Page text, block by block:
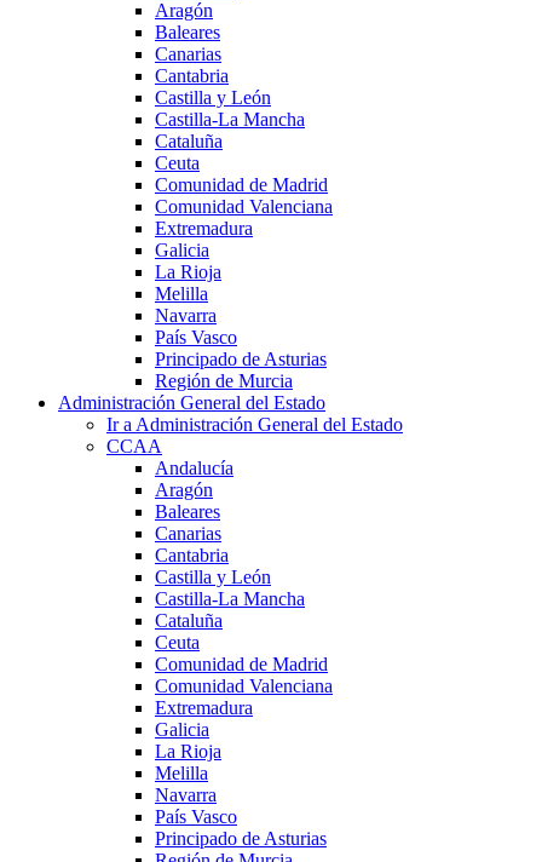
Aragón
Baleares
Canarias
Cantabria
Castilla y León
Castilla-La Mancha
Cataluña
Ceuta
Comunidad de Madrid
Comunidad Valenciana
Extremadura
Galicia
La Rioja
Melilla
Navarra
País Vasco
Principado de Asturias
Región de Murcia
Administración General del Estado
Ir a Administración General del Estado
CCAA
Andalucía
Aragón
Baleares
Canarias
Cantabria
Castilla y León
Castilla-La Mancha
Cataluña
Ceuta
Comunidad de Madrid
Comunidad Valenciana
Extremadura
Galicia
La Rioja
Melilla
Navarra
País Vasco
Principado de Asturias